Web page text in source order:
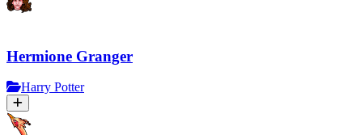
Hermione Granger
Harry Potter